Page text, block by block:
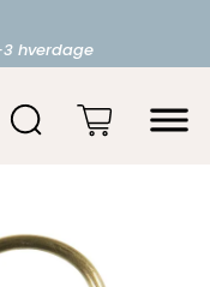
3 hverdage
599.-